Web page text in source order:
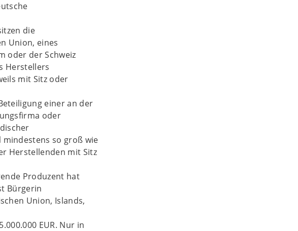
die
Union, eines
oder der Schweiz
Herstellers
mit Sitz oder
einer an der
oder
so groß wie
Herstellenden mit Sitz
Produzent hat
Bürgerin
Union, Islands,
EUR. Nur in